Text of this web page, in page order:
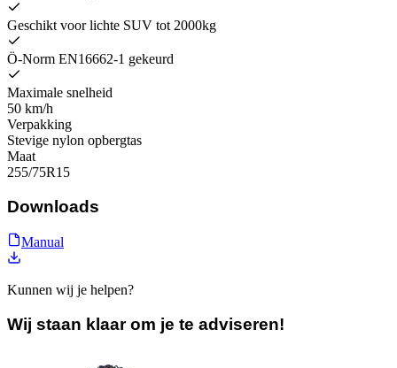
Geschikt voor lichte SUV tot 2000kg
Ö-Norm EN16662-1 gekeurd
Maximale snelheid
50 km/h
Verpakking
Stevige nylon opbergtas
Maat
255/75R15
Downloads
Manual
Kunnen wij je helpen?
Wij staan klaar om je te adviseren!